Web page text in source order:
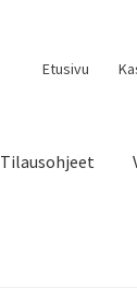
Etusivu
Tilausohjeet